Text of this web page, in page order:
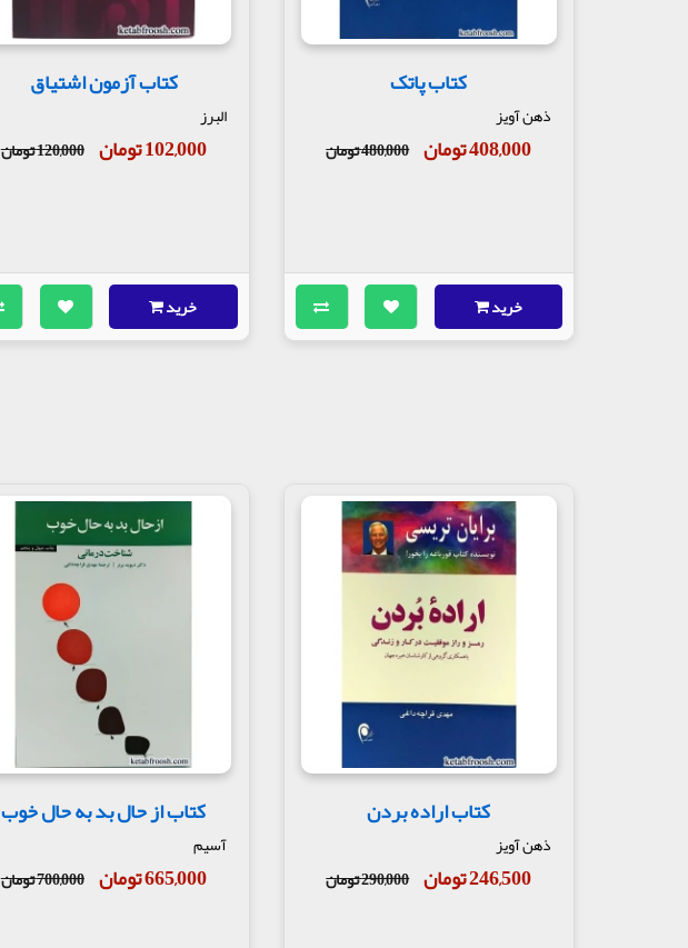
کتاب پاتک
ذهن آویز
408,000 تومان 480,000 تومان
خرید
کتاب آزمون اشتیاق
البرز
102,000 تومان 120,000 تومان
خرید
کتاب اراده بردن
ذهن آویز
246,500 تومان 290,000 تومان
کتاب از حال بد به حال خوب
آسیم
665,000 تومان 700,000 تومان